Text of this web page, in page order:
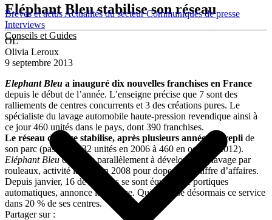
Brèves et actus Actualités du secteurCommuniqués de presse
Interviews
Conseils et Guides
Eléphant Bleu stabilise son réseau
OL
Olivia Leroux
9 septembre 2013
Elephant Bleu a inauguré dix nouvelles franchises en France
depuis le début de l’année. L’enseigne précise que 7 sont des
ralliements de centres concurrents et 3 des créations pures. Le
spécialiste du lavage automobile haute-pression revendique ainsi à
ce jour 460 unités dans le pays, dont 390 franchises.
Le réseau donc se stabilise, après plusieurs années de repli de
son parc (passé de 532 unités en 2006 à 460 en octobre 2012).
Eléphant Bleucontinue parallèlement à développer le lavage par
rouleaux, activité lancée en 2008 pour doper son chiffre d’affaires.
Depuis janvier, 16 de ses sites se sont équipés de portiques
automatiques, annonce la marque. Qui propose désormais ce service
dans 20 % de ses centres.
Partager sur :